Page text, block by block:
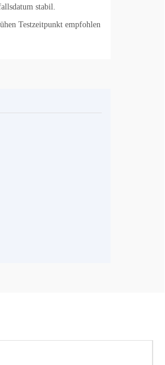
stabil.
Testzeitpunkt empfohlen